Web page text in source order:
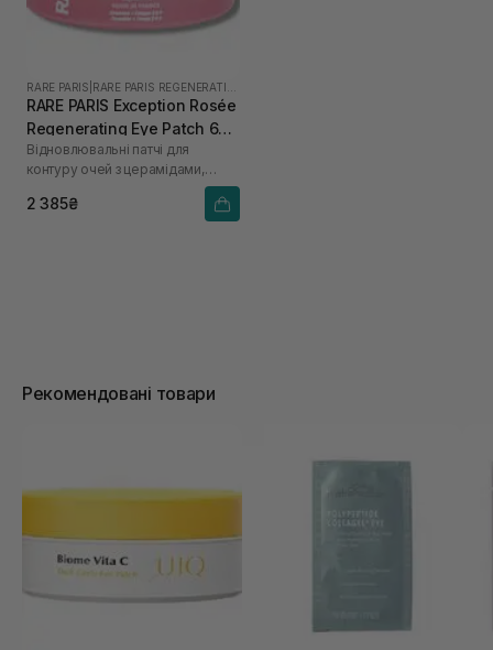
RARE PARIS
RARE PARIS Exception Rosée
Regenerating Eye Patch 60
шт
Відновлювальні патчі для
контуру очей з церамідами,
2 385₴
Рекомендовані товари